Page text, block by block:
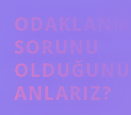
SORUNU
OLDUĞUNU
ANLARIZ?